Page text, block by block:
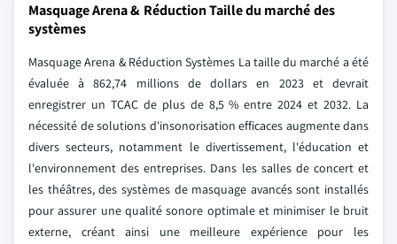
Masquage Arena & Réduction Taille du marché des
systèmes
Masquage Arena & Réduction Systèmes La taille du marché a été
évaluée à 862,74 millions de dollars en 2023 et devrait
enregistrer un TCAC de plus de 8,5 % entre 2024 et 2032. La
nécessité de solutions d'insonorisation efficaces augmente dans
divers secteurs, notamment le divertissement, l'éducation et
l'environnement des entreprises. Dans les salles de concert et
les théâtres, des systèmes de masquage avancés sont installés
pour assurer une qualité sonore optimale et minimiser le bruit
externe, créant ainsi une meilleure expérience pour les